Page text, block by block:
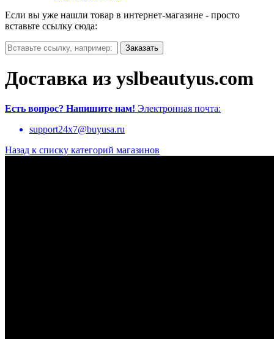
Если вы уже нашли товар в интернет-магазине - просто
вставьте ссылку сюда:
Доставка из yslbeautyus.com
Есть вопрос? Напишите нам! Электронная почта:
support24x7@buyusa.ru
Назад к списку категорий магазинов